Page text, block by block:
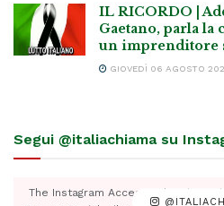
IL RICORDO |
Gaetano, parla la
un imprenditore
GIOVEDÌ 06 AGOSTO
Segui @italiachiama su
The Instagram Access Token is